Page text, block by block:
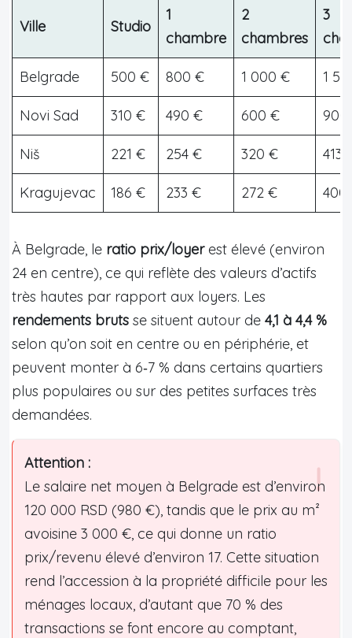
Ville Studio
1
chambre
2
chambres
3
Belgrade 500 € 800 € 1 000 € 1
Novi Sad 310 € 490 € 600 € 900
Niš 221 € 254 € 320 € 413
Kragujevac 186 € 233 € 272 € 400
À Belgrade, le ratio prix/loyerest élevé (environ
24 en centre), ce qui reflète des valeurs d’actifs
très hautes par rapport aux loyers. Les
rendements bruts se situent autour de 4,1 à 4,4 %
selon qu’on soit en centre ou en périphérie, et
peuvent monter à 6‑7 % dans certains quartiers
plus populaires ou sur des petites surfaces très
demandées.
Attention :
Le salaire net moyen à Belgrade est d’environ
120 000 RSD (980 €), tandis que le prix au m²
avoisine 3 000 €, ce qui donne un ratio
prix/revenu élevé d’environ 17. Cette situation
rend l’accession à la propriété difficile pour les
ménages locaux, d’autant que 70 % des
transactions se font encore au comptant,